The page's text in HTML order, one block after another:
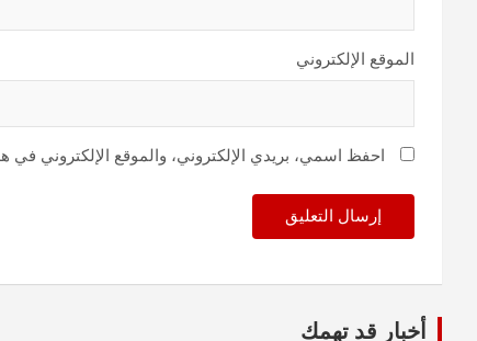
الموقع الإلكتروني
احفظ اسمي، بريدي الإلكتروني، والموقع الإلكتروني في
أخبار قد تهمك